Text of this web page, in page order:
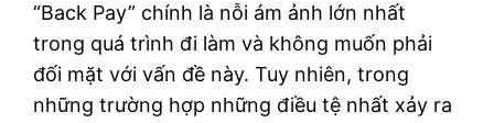
“Back Pay” chính là nỗi ám ảnh lớn nhất
trong quá trình đi làm và không muốn phải
đối mặt với vấn đề này. Tuy nhiên, trong
những trường hợp những điều tệ nhất xảy ra